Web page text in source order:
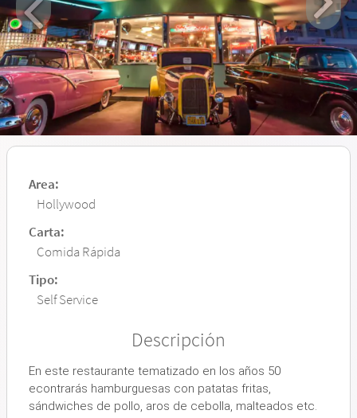
Area:
Hollywood
Carta:
Comida Rápida
Tipo:
Self Service
Descripción
En este restaurante tematizado en los años 50
econtrarás hamburguesas con patatas fritas,
sándwiches de pollo, aros de cebolla, malteados etc.